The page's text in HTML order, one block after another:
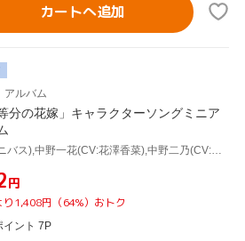
カートへ追加
アルバム
分の花嫁」キャラクターソングミニア
(オムニバス),中野一花(CV:花澤香菜),中野二乃(CV:竹達彩奈),中野三玖(CV:伊藤美来),中野四葉(CV:佐倉綾音),中野五月(CV:水瀬いのり)
円
り1,408円（64%）おトク
イント 7P